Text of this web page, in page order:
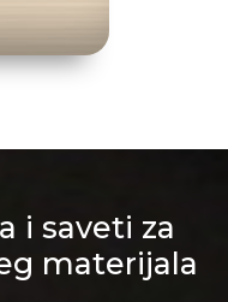
i saveti za
materijala